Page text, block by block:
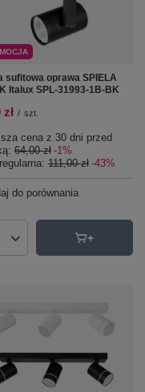
sufitowa oprawa SPIELA
Italux SPL-31993-1B-BK
/ szt.
cena z 30 dni przed
64,00 zł -1%
111,00 zł -43%
do porównania
produktów